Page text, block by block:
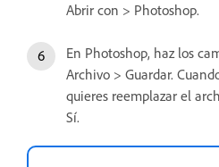
Abrir con > Photoshop.
En Photoshop, haz los
Archivo > Guardar.
quieres reemplazar el
Sí.